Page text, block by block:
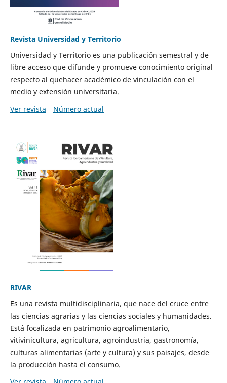
Revista Universidad y Territorio
Universidad y Territorio es una publicación semestral y de
libre acceso que difunde y promueve conocimiento original
respecto al quehacer académico de vinculación con el
medio y extensión universitaria.
Ver revista
Número actual
RIVAR
Es una revista multidisciplinaria, que nace del cruce entre
las ciencias agrarias y las ciencias sociales y humanidades.
Está focalizada en patrimonio agroalimentario,
vitivinicultura, agricultura, agroindustria, gastronomía,
culturas alimentarias (arte y cultura) y sus paisajes, desde
la producción hasta el consumo.